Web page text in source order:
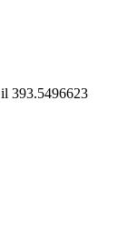
393.5496623